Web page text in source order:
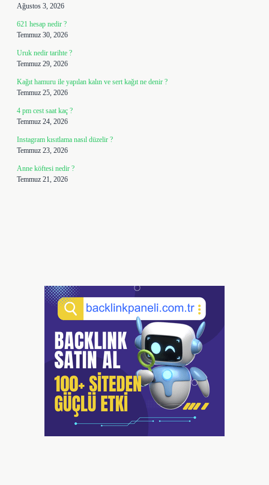
Ağustos 3, 2026
621 hesap nedir ?
Temmuz 30, 2026
Uruk nedir tarihte ?
Temmuz 29, 2026
Kağıt hamuru ile yapılan kalın ve sert kağıt ne denir ?
Temmuz 25, 2026
4 pm cest saat kaç ?
Temmuz 24, 2026
Instagram kısıtlama nasıl düzelir ?
Temmuz 23, 2026
Anne köftesi nedir ?
Temmuz 21, 2026